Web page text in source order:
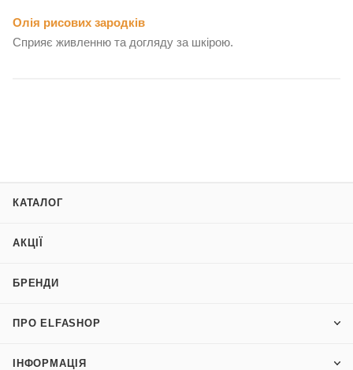
Олія рисових зародків
Сприяє живленню та догляду за шкірою.
КАТАЛОГ
АКЦІЇ
БРЕНДИ
ПРО ELFASHOP
ІНФОРМАЦІЯ